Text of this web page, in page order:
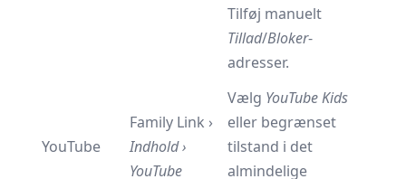
Tilføj manuelt
Tillad/Bloker-
adresser.
YouTube
Family Link ›
Indhold ›
YouTube
Vælg YouTube Kids
eller begrænset
tilstand i det
almindelige